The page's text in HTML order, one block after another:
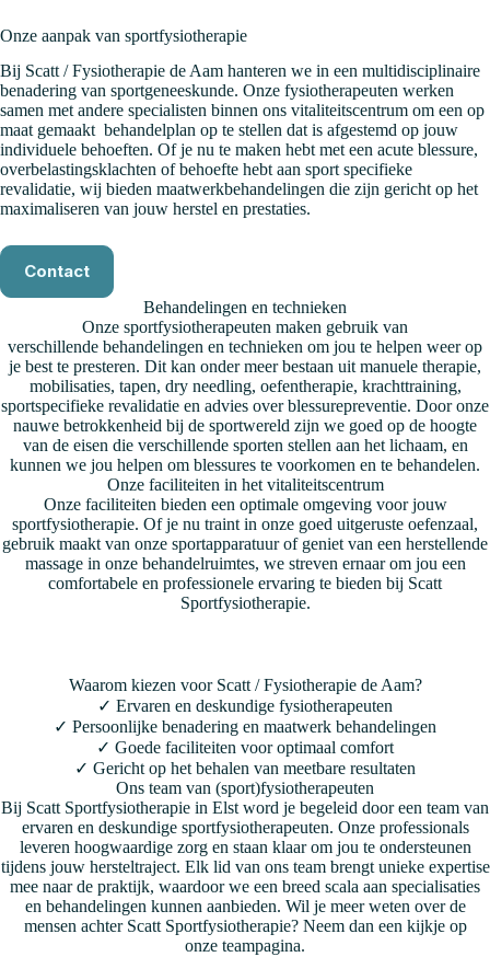
Onze aanpak van sportfysiotherapie
Bij Scatt / Fysiotherapie de Aam hanteren we in een multidisciplinaire
benadering van sportgeneeskunde. Onze fysiotherapeuten werken
samen met andere specialisten binnen ons vitaliteitscentrum om een op
maat gemaakt behandelplan op te stellen dat is afgestemd op jouw
individuele behoeften. Of je nu te maken hebt met een acute blessure,
overbelastingsklachten of behoefte hebt aan sport specifieke
revalidatie, wij bieden maatwerkbehandelingen die zijn gericht op het
maximaliseren van jouw herstel en prestaties.
Contact
Behandelingen en technieken
Onze sportfysiotherapeuten maken gebruik van
verschillende behandelingen en technieken om jou te helpen weer op
je best te presteren. Dit kan onder meer bestaan uit manuele therapie,
mobilisaties, tapen, dry needling, oefentherapie, krachttraining,
sportspecifieke revalidatie en advies over blessurepreventie. Door onze
nauwe betrokkenheid bij de sportwereld zijn we goed op de hoogte
van de eisen die verschillende sporten stellen aan het lichaam, en
kunnen we jou helpen om blessures te voorkomen en te behandelen.
Onze faciliteiten in het vitaliteitscentrum
Onze faciliteiten bieden een optimale omgeving voor jouw
sportfysiotherapie. Of je nu traint in onze goed uitgeruste oefenzaal,
gebruik maakt van onze sportapparatuur of geniet van een herstellende
massage in onze behandelruimtes, we streven ernaar om jou een
comfortabele en professionele ervaring te bieden bij Scatt
Sportfysiotherapie.
Waarom kiezen voor Scatt / Fysiotherapie de Aam?
✓ Ervaren en deskundige fysiotherapeuten
✓ Persoonlijke benadering en maatwerk behandelingen
✓ Goede faciliteiten voor optimaal comfort
✓ Gericht op het behalen van meetbare resultaten
Ons team van (sport)fysiotherapeuten
Bij Scatt Sportfysiotherapie in Elst word je begeleid door een team van
ervaren en deskundige sportfysiotherapeuten. Onze professionals
leveren hoogwaardige zorg en staan klaar om jou te ondersteunen
tijdens jouw hersteltraject. Elk lid van ons team brengt unieke expertise
mee naar de praktijk, waardoor we een breed scala aan specialisaties
en behandelingen kunnen aanbieden. Wil je meer weten over de
mensen achter Scatt Sportfysiotherapie? Neem dan een kijkje op
onze teampagina.